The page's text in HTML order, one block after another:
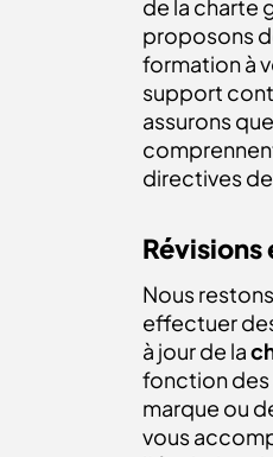
de la charte
proposons
formation à
support
assurons
directives
Révisions
Nous
effectuer
à jour de la
fonction
marque ou
vous